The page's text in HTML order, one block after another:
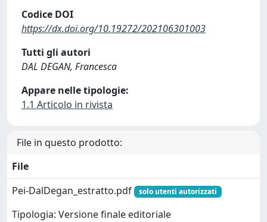
Codice DOI
https://dx.doi.org/10.19272/202106301003
Tutti gli autori
DAL DEGAN, Francesca
Appare nelle tipologie:
1.1 Articolo in rivista
File in questo prodotto:
File
Pei-DalDegan_estratto.pdf
solo utenti autorizzati
Tipologia: Versione finale editoriale